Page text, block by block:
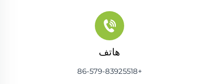
هاتف
+86-579-83925518